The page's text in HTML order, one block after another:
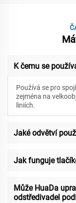
K čemu se
Používá se pro
zejména na
liniích.
Jaké odvětví
Jak funguje
Může HuaDa
odstředivadel